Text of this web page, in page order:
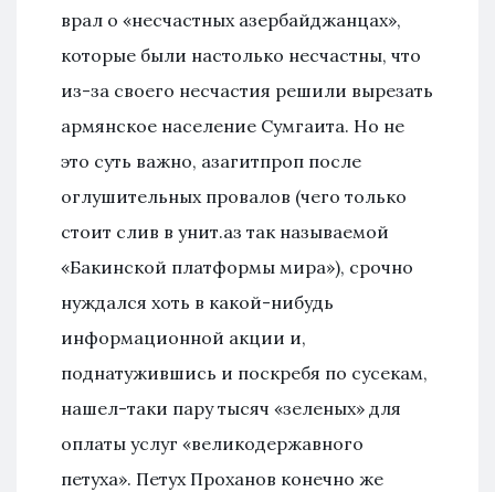
врал о «несчастных азербайджанцах»,
которые были настолько несчастны, что
из-за своего несчастия решили вырезать
армянское население Сумгаита. Но не
это суть важно, азагитпроп после
оглушительных провалов (чего только
стоит слив в унит.аз так называемой
«Бакинской платформы мира»), срочно
нуждался хоть в какой-нибудь
информационной акции и,
поднатужившись и поскребя по сусекам,
нашел-таки пару тысяч «зеленых» для
оплаты услуг «великодержавного
петуха». Петух Проханов конечно же